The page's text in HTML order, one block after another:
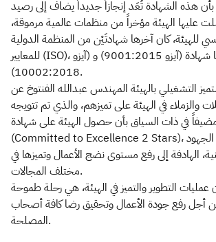
هذه الشهادة تُعَد إنجازاً جديداً يضاف إلى رصيد
عليها الهيئة مؤخراً من منظمات عالمية مرموقة،
للهيئة، كان آخرها شهادتَيْن من المنظمة الدولية
للمعايير (ISO)، وهما شهادة (آيزو 9001:2015) و (آيزو
10002:2018).
التشغيلي بالهيئة المهندس عبدالله الفنتوخ عن
والزملاء في الهيئة على تميزهم، والذي تم تتويجه
مضيفاً في ذات السياق بأن حصول الهيئة على شهادة
(Committed to Excellence 2 Stars)، كان خلفه الكثير من الجهود
الهادفة إلى رفع مستوى نضج الأعمال وتميزها في
مختلف المجالات.
عمليات التطوير والتميز في الهيئة، هي رحلة طموحة
أجل رفع جودة الأعمال وتحقيق رضا كافة أصحاب
المصلحة.